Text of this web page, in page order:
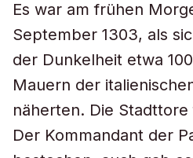
Es war am frühen
September 1303, als
der Dunkelheit etwa
Mauern der
näherten. Die
Der Kommandant der